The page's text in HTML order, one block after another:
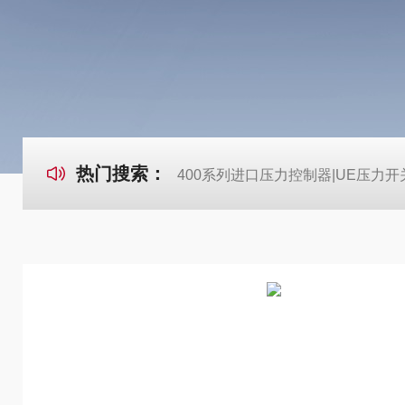
热门搜索： 400系列进口压力控制器|UE压力开